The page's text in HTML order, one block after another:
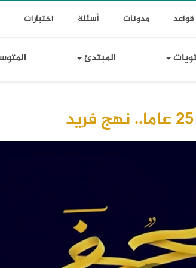
ToggleTop
قواعد مدونات أسئلة اختبارات
المبتدئ